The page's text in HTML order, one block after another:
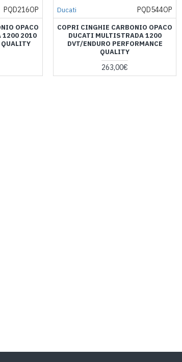
PQD216OP
OPACO
1200 2010
QUALITY
Ducati PQD544OP
COPRI CINGHIE CARBONIO OPACO
DUCATI MULTISTRADA 1200
DVT/ENDURO PERFORMANCE
QUALITY
263,00€